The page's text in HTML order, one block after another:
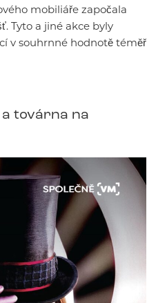
mobiliáře započala
Tyto a jiné akce byly
v souhrnné hodnotě téměř
továrna na